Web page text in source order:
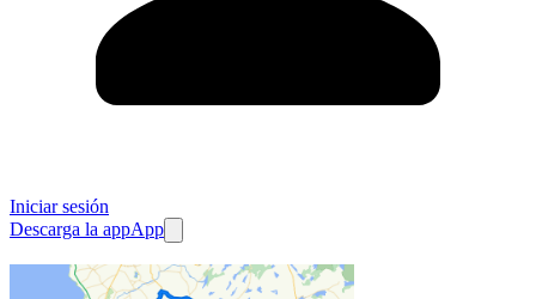
Iniciar sesión
Descarga la appApp